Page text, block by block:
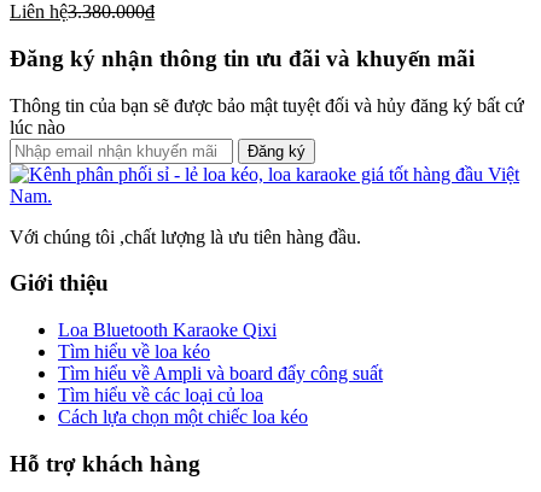
Liên hệ3.380.000₫
Đăng ký nhận thông tin ưu đãi và khuyến mãi
Thông tin của bạn sẽ được bảo mật tuyệt đối và hủy đăng ký bất cứ
lúc nào
Đăng ký
Với chúng tôi ,chất lượng là ưu tiên hàng đầu.
Giới thiệu
Loa Bluetooth Karaoke Qixi
Tìm hiểu về loa kéo
Tìm hiểu về Ampli và board đẩy công suất
Tìm hiểu về các loại củ loa
Cách lựa chọn một chiếc loa kéo
Hỗ trợ khách hàng